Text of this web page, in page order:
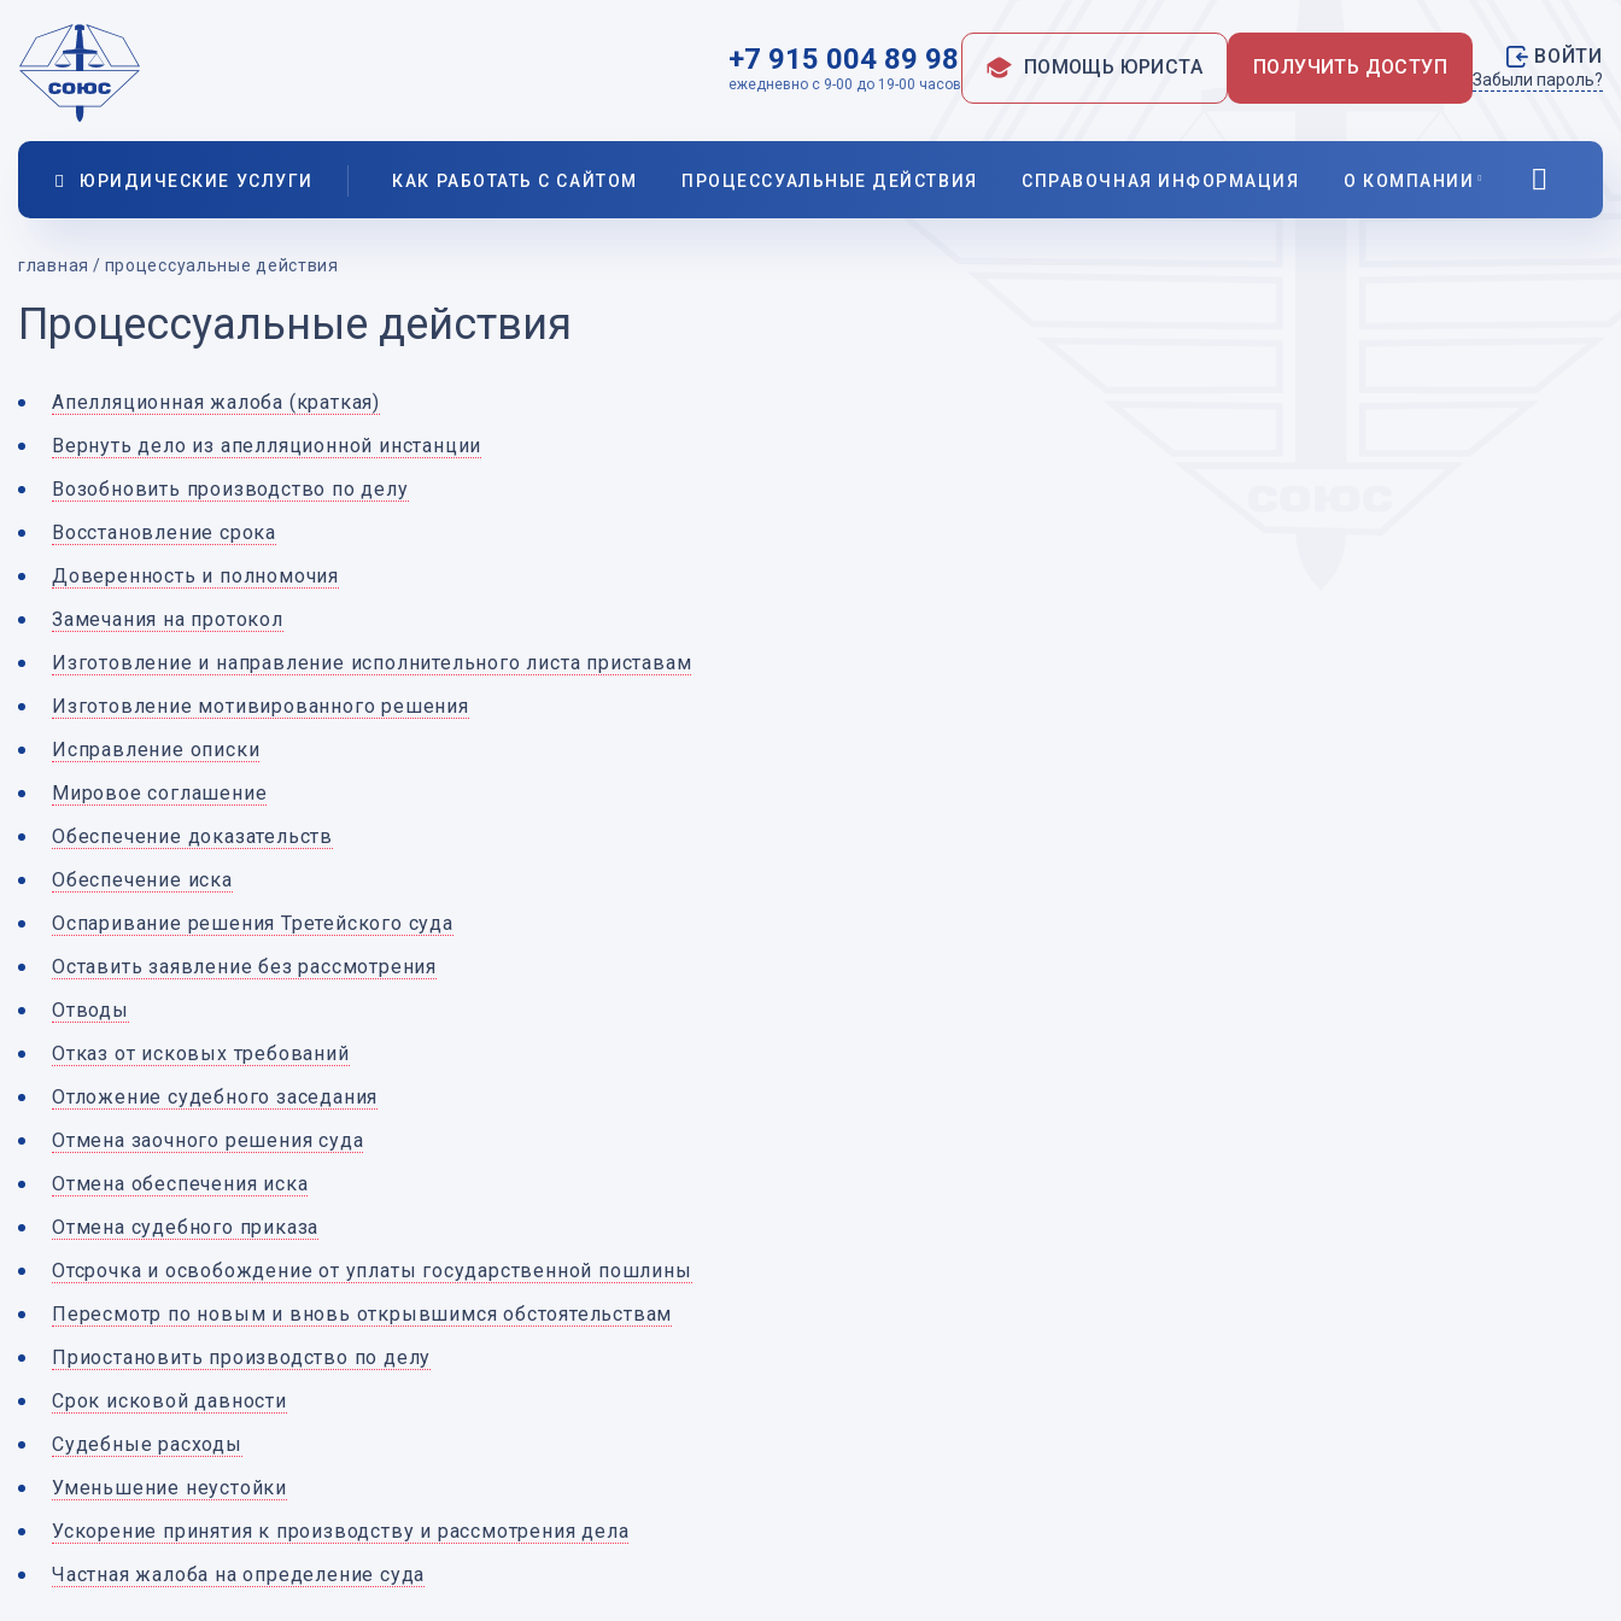
+7 915 004 89 98
ежедневно с 9-00 до 19-00 часов
ПОМОЩЬ ЮРИСТА ПОЛУЧИТЬ ДОСТУП ВОЙТИ
Забыли пароль?
ЮРИДИЧЕСКИЕ УСЛУГИ КАК РАБОТАТЬ С САЙТОМ ПРОЦЕССУАЛЬНЫЕ ДЕЙСТВИЯ СПРАВОЧНАЯ ИНФОРМАЦИЯ О КОМПАНИИ
главная процессуальные действия
Процессуальные действия
Апелляционная жалоба (краткая)
Вернуть дело из апелляционной инстанции
Возобновить производство по делу
Восстановление срока
Доверенность и полномочия
Замечания на протокол
Изготовление и направление исполнительного листа приставам
Изготовление мотивированного решения
Исправление описки
Мировое соглашение
Обеспечение доказательств
Обеспечение иска
Оспаривание решения Третейского суда
Оставить заявление без рассмотрения
Отводы
Отказ от исковых требований
Отложение судебного заседания
Отмена заочного решения суда
Отмена обеспечения иска
Отмена судебного приказа
Отсрочка и освобождение от уплаты государственной пошлины
Пересмотр по новым и вновь открывшимся обстоятельствам
Приостановить производство по делу
Срок исковой давности
Судебные расходы
Уменьшение неустойки
Ускорение принятия к производству и рассмотрения дела
Частная жалоба на определение суда